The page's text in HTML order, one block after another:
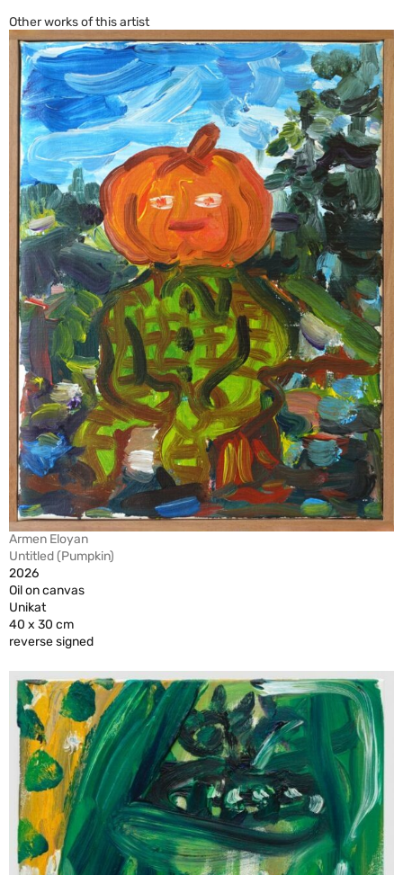
Other works of this artist
Armen Eloyan
Untitled (Pumpkin)
2026
Oil on canvas
Unikat
40 x 30 cm
reverse signed